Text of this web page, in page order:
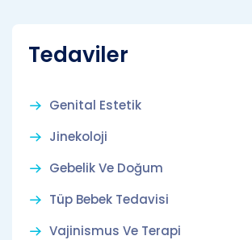
Tedaviler
Genital Estetik
Jinekoloji
Gebelik Ve Doğum
Tüp Bebek Tedavisi
Vajinismus Ve Terapi